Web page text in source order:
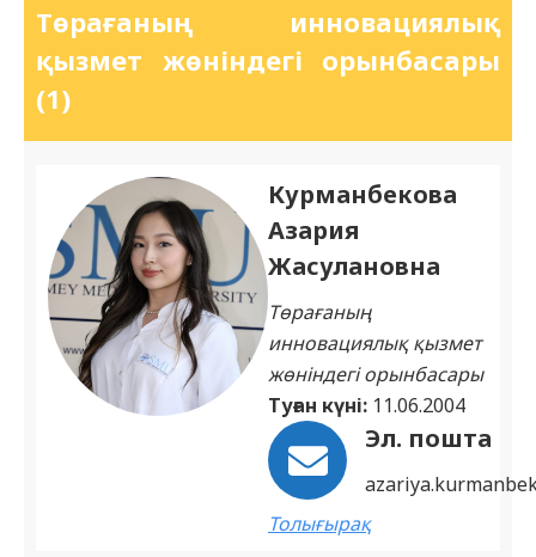
Төрағаның инновациялық
қызмет жөніндегі орынбасары
(1)
Курманбекова
Азария
Жасулановна
Төрағаның
инновациялық қызмет
жөніндегі орынбасары
Туған күні: 11.06.2004
Эл. пошта
Толығырақ